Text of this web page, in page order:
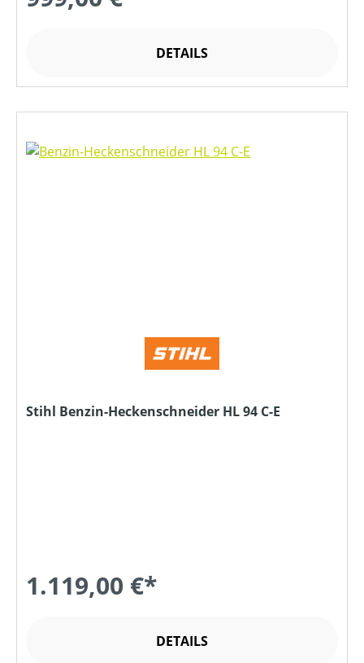
DETAILS
Stihl Benzin-Heckenschneider HL 94 C-E
1.119,00 €*
DETAILS